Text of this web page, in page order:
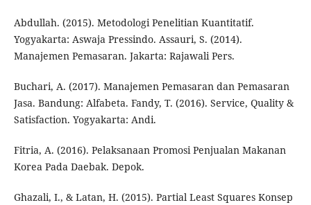
Abdullah. (2015). Metodologi Penelitian Kuantitatif.
Yogyakarta: Aswaja Pressindo. Assauri, S. (2014).
Manajemen Pemasaran. Jakarta: Rajawali Pers.
Buchari, A. (2017). Manajemen Pemasaran dan Pemasaran
Jasa. Bandung: Alfabeta. Fandy, T. (2016). Service, Quality &
Satisfaction. Yogyakarta: Andi.
Fitria, A. (2016). Pelaksanaan Promosi Penjualan Makanan
Korea Pada Daebak. Depok.
Ghazali, I., & Latan, H. (2015). Partial Least Squares Konsep